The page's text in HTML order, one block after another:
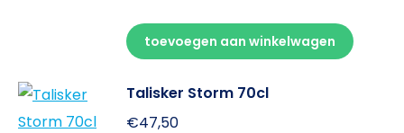
toevoegen aan winkelwagen
Talisker Storm 70cl
€47,50